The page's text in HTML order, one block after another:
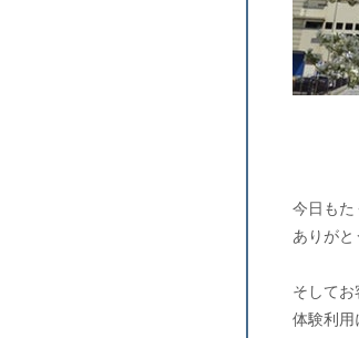
今日もた
ありがと
そして
体験利用